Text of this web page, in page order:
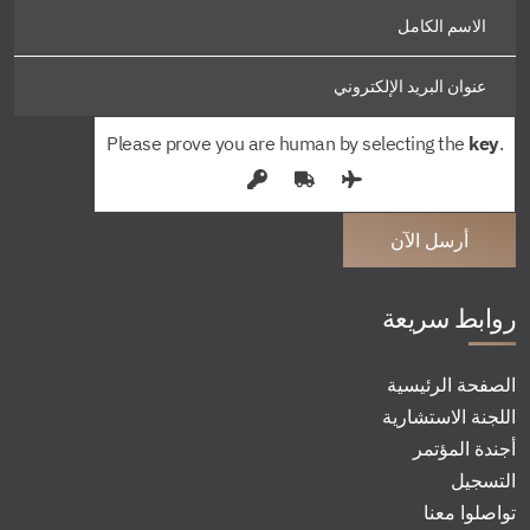
Please prove you are human by selecting the key.
روابط سريعة
الصفحة الرئيسية
اللجنة الاستشارية
أجندة المؤتمر
التسجيل
تواصلوا معنا